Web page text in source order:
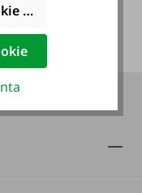
funzionali